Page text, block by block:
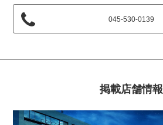
045-530-0139
掲載店舗情報